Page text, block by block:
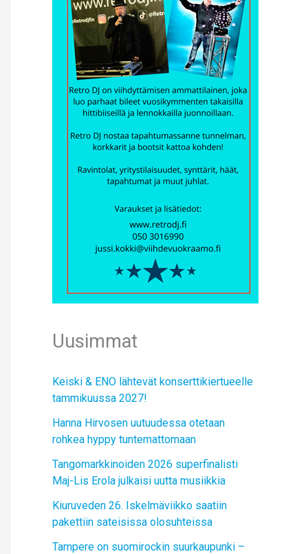
Uusimmat
Keiski & ENO lähtevät konserttikiertueelle
tammikuussa 2027!
Hanna Hirvosen uutuudessa otetaan
rohkea hyppy tuntemattomaan
Tangomarkkinoiden 2026 superfinalisti
Maj-Lis Erola julkaisi uutta musiikkia
Kiuruveden 26. Iskelmäviikko saatiin
pakettiin sateisissa olosuhteissa
Tampere on suomirockin suurkaupunki –